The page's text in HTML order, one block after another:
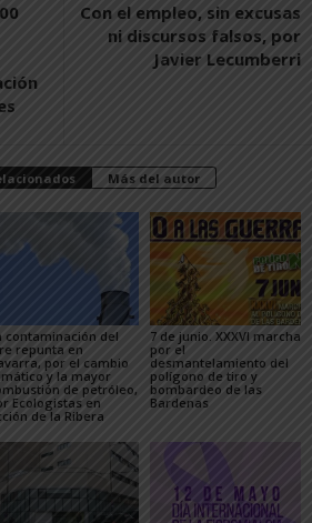
Con el empleo, sin excusas
ni discursos falsos, por
Javier Lecumberri
Más del autor
contaminación del
repunta en
por el cambio
y la mayor
de petróleo,
Ecologistas en
de la Ribera
7 de junio. XXXVI marcha
por el
desmantelamiento del
polígono de tiro y
bombardeo de las
Bardenas